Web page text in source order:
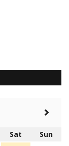
Sat Sun